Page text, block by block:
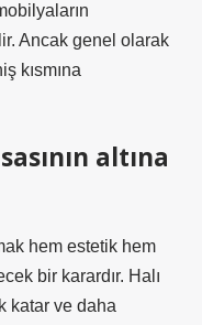
Ancak genel olarak
kısmına
altına
hem estetik hem
bir karardır. Halı
katar ve daha